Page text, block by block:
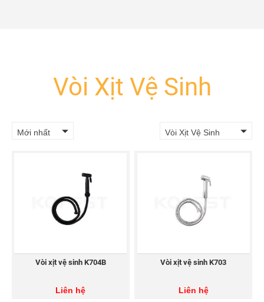
Vòi Xịt Vệ Sinh
Mới nhất Vòi Xịt Vệ Sinh
Vòi xịt vệ sinh K704B
Liên hệ
Vòi xịt vệ sinh K703
Liên hệ